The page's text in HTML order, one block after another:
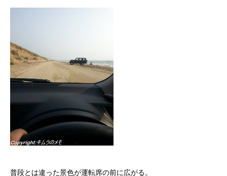
普段とは違った景色が運転席の前に広がる。